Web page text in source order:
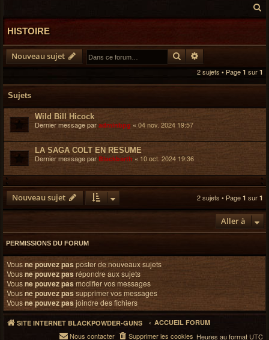
e
h
r
HISTOIRE
Nouveau sujet Rechercher
2 sujets • Page 1 sur 1
Sujets
Wild Bill Hicock
Dernier message par adminbpg « 04 nov. 2024 19:57
LA SAGA COLT EN RESUME
Dernier message par Blackbarth « 10 oct. 2024 19:36
Nouveau sujet 2 sujets • Page 1 sur 1
Aller à
PERMISSIONS DU FORUM
Vousne pouvez pasposter de nouveaux sujets
Vousne pouvez pasrépondre aux sujets
Vousne pouvez pasmodifier vos messages
Vousne pouvez passupprimer vos messages
Vousne pouvez pasjoindre des fichiers
SITE INTERNET BLACKPOWDER-GUNS ACCUEIL FORUM
Heures au format UTC
Supprimer les cookies
Nous contacter